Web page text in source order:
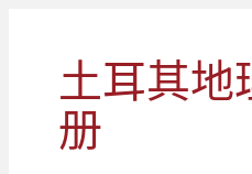
土耳其地
册